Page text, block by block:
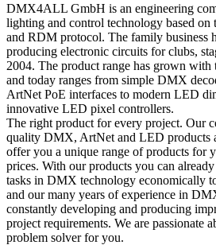
DMX4ALL GmbH is an engineering
lighting and control technology based
and RDM protocol. The family business
producing electronic circuits for clubs,
2004. The product range has grown with
and today ranges from simple DMX
ArtNet PoE interfaces to modern LED
innovative LED pixel controllers.
The right product for every project. Our
quality DMX, ArtNet and LED products
offer you a unique range of products for
prices. With our products you can
tasks in DMX technology economically
and our many years of experience in
constantly developing and producing
project requirements. We are passionate
problem solver for you.